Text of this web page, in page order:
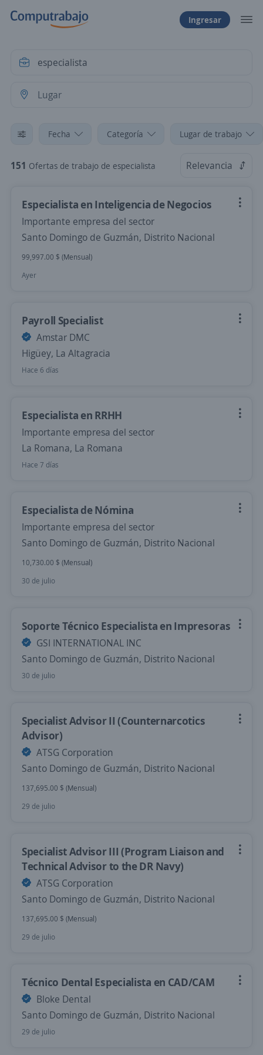
Ingresar
Fecha Categoría Lugar de trabajo
151 Ofertas de trabajo de especialista Relevancia
Especialista en Inteligencia de Negocios
Importante empresa del sector
Santo Domingo de Guzmán, Distrito Nacional
99,997.00 $ (Mensual)
Ayer
Payroll Specialist
Amstar DMC
Higüey, La Altagracia
Hace 6 días
Especialista en RRHH
Importante empresa del sector
La Romana, La Romana
Hace 7 días
Especialista de Nómina
Importante empresa del sector
Santo Domingo de Guzmán, Distrito Nacional
10,730.00 $ (Mensual)
30 de julio
Soporte Técnico Especialista en Impresoras
GSI INTERNATIONAL INC
Santo Domingo de Guzmán, Distrito Nacional
30 de julio
Specialist Advisor II (Counternarcotics
Advisor)
ATSG Corporation
Santo Domingo de Guzmán, Distrito Nacional
137,695.00 $ (Mensual)
29 de julio
Specialist Advisor III (Program Liaison and
Technical Advisor to the DR Navy)
ATSG Corporation
Santo Domingo de Guzmán, Distrito Nacional
137,695.00 $ (Mensual)
29 de julio
Técnico Dental Especialista en CAD/CAM
Bloke Dental
Santo Domingo de Guzmán, Distrito Nacional
29 de julio